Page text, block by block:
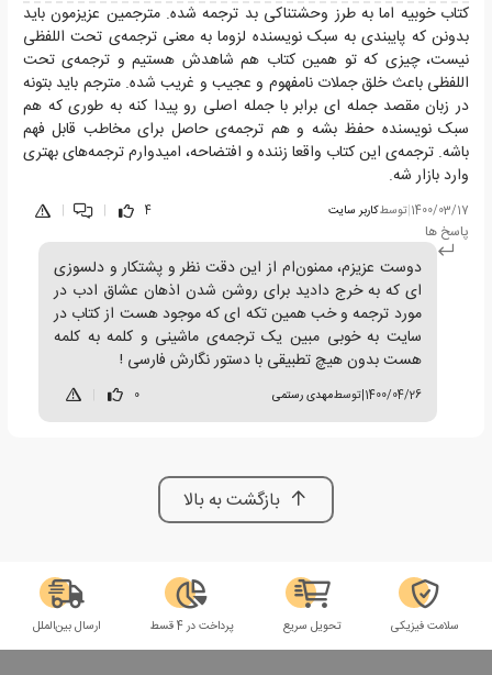
کتاب خوبیه اما به طرز وحشتناکی بد ترجمه شده. مترجمین عزیزمون باید
بدونن که پایبندی به سبک نویسنده لزوما به معنی ترجمه‌ی تحت اللفظی
نیست، چیزی که تو همین کتاب هم شاهدش هستیم و ترجمه‌ی تحت
اللفظی باعث خلق جملات نامفهوم و عجیب و غریب شده. مترجم باید بتونه
در زبان مقصد جمله ای برابر با جمله اصلی رو پیدا کنه به طوری که هم
سبک نویسنده حفظ بشه و هم ترجمه‌ی حاصل برای مخاطب قابل فهم
باشه. ترجمه‌ی این کتاب واقعا زننده و افتضاحه، امیدوارم ترجمه‌های بهتری
وارد بازار شه.
1400/03/17
|توسطکاربر سایت 4
|
|
پاسخ ها
دوست عزیزم، ممنون‌ام از این دقت نظر و پشتکار و دلسوزی
ای که به خرج دادید برای روشن شدن اذهان عشاق ادب در
مورد ترجمه و خب همین تکه ای که موجود هست از کتاب در
سایت به خوبی مبین یک ترجمه‌ی ماشینی و کلمه به کلمه
هست بدون هیچ تطبیقی با دستور نگارش فارسی !
1400/04/26
|توسطمهدی رستمی 0
بازگشت به بالا
سلامت فیزیکی تحویل سریع پرداخت در 4 قسط ارسال بین‌الملل